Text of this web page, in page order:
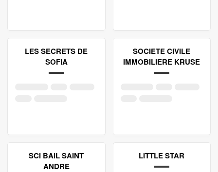
LES SECRETS DE
SOFIA
SOCIETE CIVILE
IMMOBILIERE KRUSE
SCI BAIL SAINT
ANDRE
LITTLE STAR